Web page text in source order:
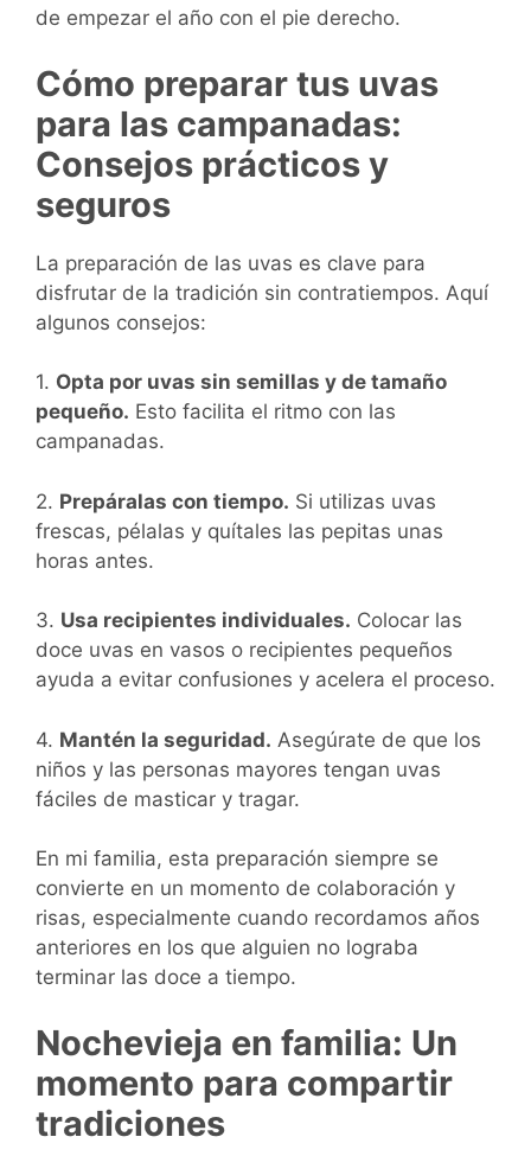
de empezar el año con el pie derecho.
Cómo preparar tus uvas
para las campanadas:
Consejos prácticos y
seguros
La preparación de las uvas es clave para
disfrutar de la tradición sin contratiempos. Aquí
algunos consejos:
1. Opta por uvas sin semillas y de tamaño
pequeño. Esto facilita el ritmo con las
campanadas.
2. Prepáralas con tiempo. Si utilizas uvas
frescas, pélalas y quítales las pepitas unas
horas antes.
3. Usa recipientes individuales. Colocar las
doce uvas en vasos o recipientes pequeños
ayuda a evitar confusiones y acelera el proceso.
4. Mantén la seguridad. Asegúrate de que los
niños y las personas mayores tengan uvas
fáciles de masticar y tragar.
En mi familia, esta preparación siempre se
convierte en un momento de colaboración y
risas, especialmente cuando recordamos años
anteriores en los que alguien no lograba
terminar las doce a tiempo.
Nochevieja en familia: Un
momento para compartir
tradiciones